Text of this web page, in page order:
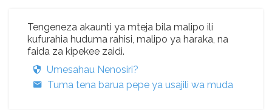
Tengeneza akaunti ya mteja bila malipo ili
kufurahia huduma rahisi, malipo ya haraka, na
faida za kipekee zaidi.
Umesahau Nenosiri?
Tuma tena barua pepe ya usajili wa muda